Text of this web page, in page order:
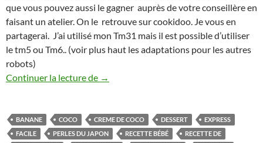
que vous pouvez aussi le gagner auprès de votre conseillère en
faisant un atelier. On le retrouve sur cookidoo. Je vous en
partagerai. J’ai utilisé mon Tm31 mais il est possible d’utiliser
le tm5 ou Tm6.. (voir plus haut les adaptations pour les autres
robots)
Continuer la lecture de Crèmes coco banane aux perles du
→
BANANE COCO CREME DE COCO DESSERT
EXPRESS
FACILE
PERLES DU JAPON RECETTE BÉBÉ
RECETTE DE